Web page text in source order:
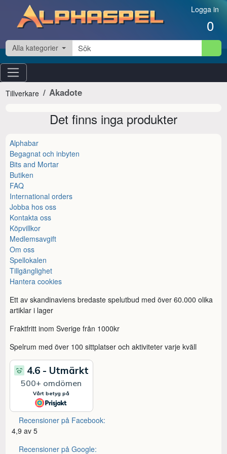
Hoppa till innehåll Logga in
0
Alla kategorier
Tillverkare Akadote
Det finns inga produkter
Alphabar
Begagnat och inbyten
Bits and Mortar
Butiken
FAQ
International orders
Jobba hos oss
Kontakta oss
Köpvillkor
Medlemsavgift
Om oss
Spellokalen
Tillgänglighet
Hantera cookies
Ett av skandinaviens bredaste spelutbud med över 60.000 olika
artiklar i lager
Fraktfritt inom Sverige från 1000kr
Spelrum med över 100 sittplatser och aktiviteter varje kväll
Recensioner på Facebook:
4,9 av 5
Recensioner på Google: